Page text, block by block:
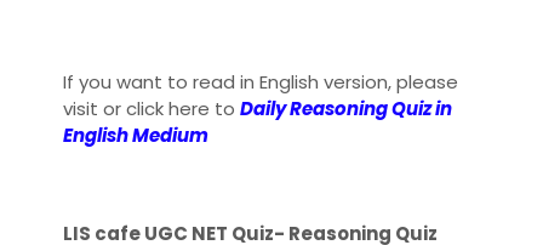
If you want to read in English version, please
visit or click here to Daily Reasoning Quiz in
English Medium
LIS cafe UGC NET Quiz- Reasoning Quiz